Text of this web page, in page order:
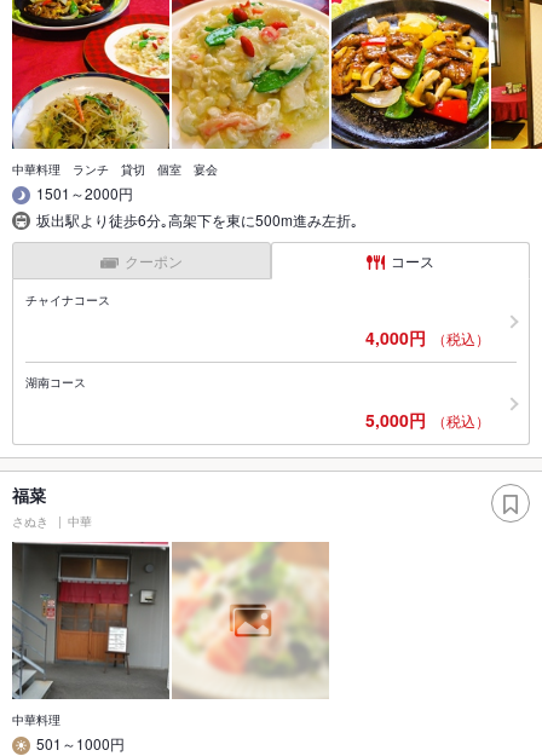
中華料理 ランチ 貸切 個室 宴会
1501～2000円
坂出駅より徒歩6分｡高架下を東に500m進み左折｡
クーポン コース
チャイナコース
4,000円 （税込）
湖南コース
5,000円 （税込）
福菜
さぬき 中華
中華料理
501～1000円